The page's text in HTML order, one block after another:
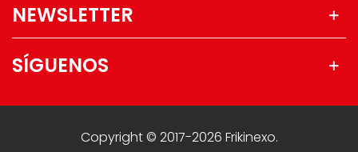
NEWSLETTER
SÍGUENOS
Copyright © 2017-2026 Frikinexo.